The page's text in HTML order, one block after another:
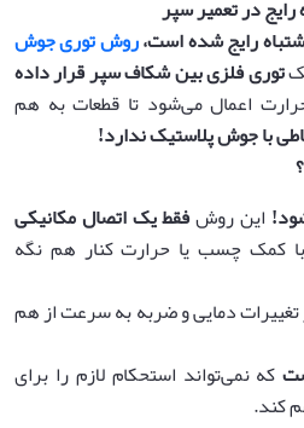
در تعمیر سپر
رایج شده است،روش توری جوش
توری فلزی بین شکاف سپر قرار داده
اعمال می‌شود تا قطعات به هم
با جوش پلاستیک ندارد!
! این روشفقط یک اتصال مکانیکی
کمک چسب یا حرارت کنار هم نگه
تغییرات دمایی و ضربه به سرعت از هم
که نمی‌تواند استحکام لازم را برای
کند.